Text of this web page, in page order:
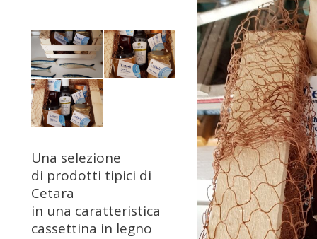
Una selezione
di prodotti tipici di
Cetara
in una caratteristica
cassettina in legno